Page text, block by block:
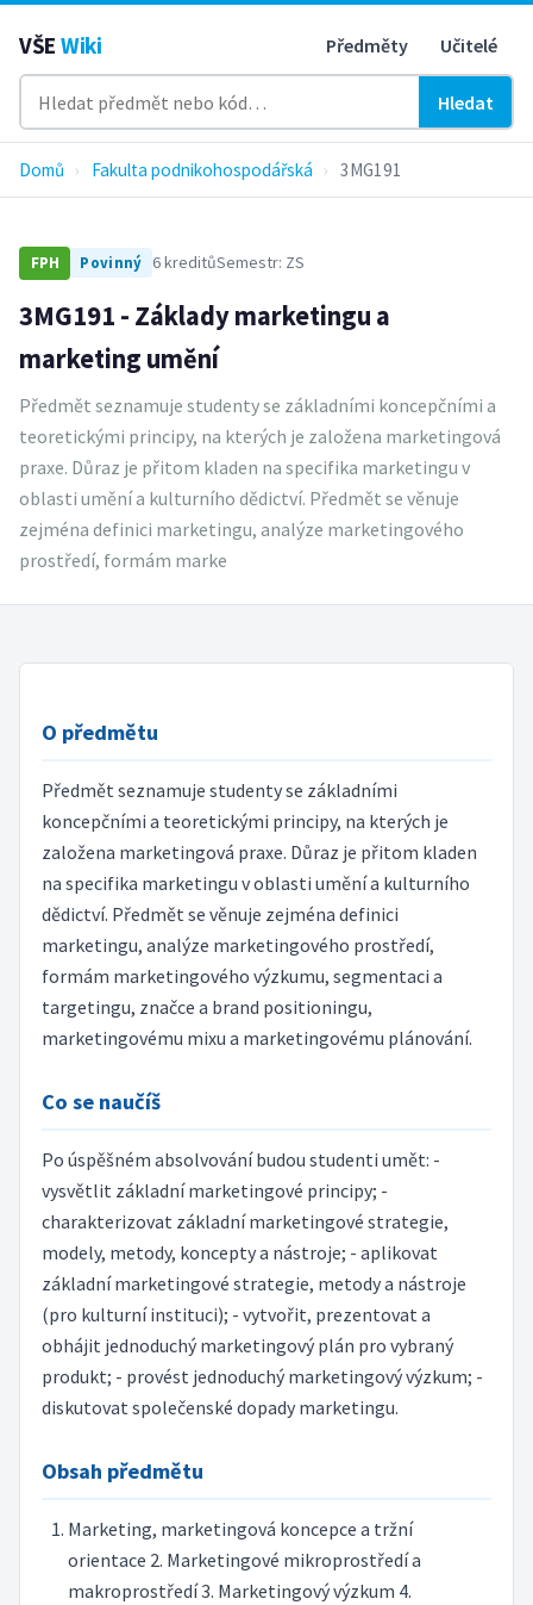
VŠE Wiki Předměty Učitelé
Hledat
Domů › Fakulta podnikohospodářská › 3MG191
FPH Povinný 6 kreditůSemestr: ZS
3MG191 - Základy marketingu a
marketing umění
Předmět seznamuje studenty se základními koncepčními a
teoretickými principy, na kterých je založena marketingová
praxe. Důraz je přitom kladen na specifika marketingu v
oblasti umění a kulturního dědictví. Předmět se věnuje
zejména definici marketingu, analýze marketingového
prostředí, formám marke
O předmětu
Předmět seznamuje studenty se základními
koncepčními a teoretickými principy, na kterých je
založena marketingová praxe. Důraz je přitom kladen
na specifika marketingu v oblasti umění a kulturního
dědictví. Předmět se věnuje zejména definici
marketingu, analýze marketingového prostředí,
formám marketingového výzkumu, segmentaci a
targetingu, značce a brand positioningu,
marketingovému mixu a marketingovému plánování.
Co se naučíš
Po úspěšném absolvování budou studenti umět: -
vysvětlit základní marketingové principy; -
charakterizovat základní marketingové strategie,
modely, metody, koncepty a nástroje; - aplikovat
základní marketingové strategie, metody a nástroje
(pro kulturní instituci); - vytvořit, prezentovat a
obhájit jednoduchý marketingový plán pro vybraný
produkt; - provést jednoduchý marketingový výzkum; -
diskutovat společenské dopady marketingu.
Obsah předmětu
Marketing, marketingová koncepce a tržní
orientace 2. Marketingové mikroprostředí a
makroprostředí 3. Marketingový výzkum 4.